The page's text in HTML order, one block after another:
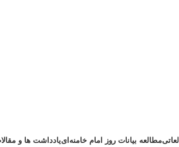
مطالعه بیانات روز امام خامنه‌اییادداشت ها و